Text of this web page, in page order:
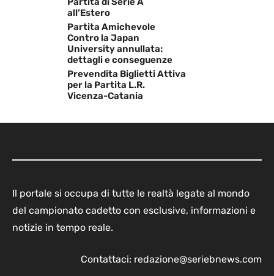
all’Estero
Partita Amichevole
Contro la Japan
University annullata:
dettagli e conseguenze
Prevendita Biglietti Attiva
per la Partita L.R.
Vicenza-Catania
Il portale si occupa di tutte le realtà legate al mondo
del campionato cadetto con esclusive, informazioni e
notizie in tempo reale.
Contattaci: redazione@seriebnews.com